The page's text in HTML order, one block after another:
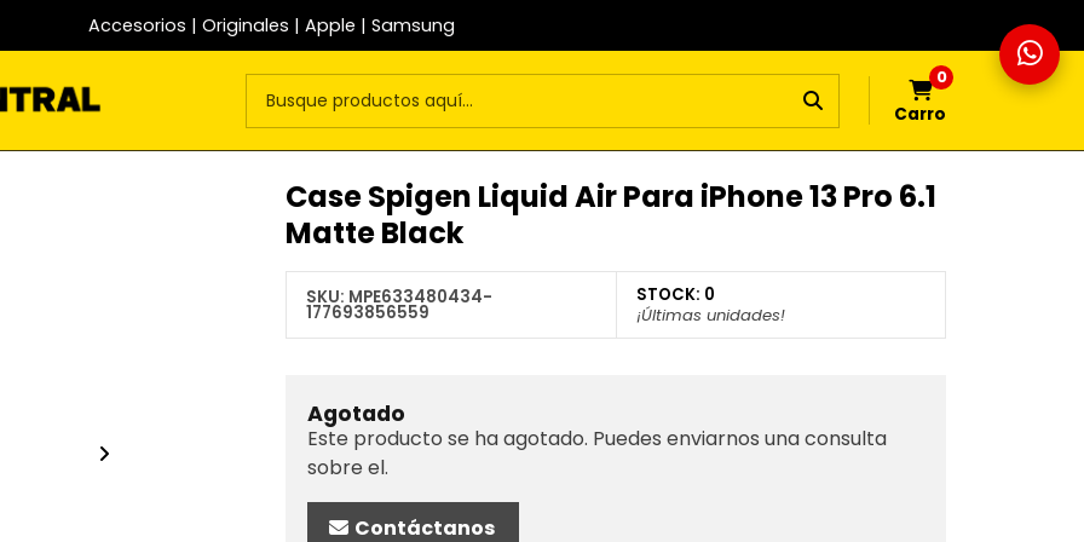
Accesorios | Originales | Apple | Samsung
0
Carro
Case Spigen Liquid Air Para iPhone 13 Pro 6.1
Matte Black
SKU: MPE633480434-
177693856559
STOCK: 0
¡Últimas unidades!
Agotado
Este producto se ha agotado. Puedes enviarnos una consulta
sobre el.
Contáctanos